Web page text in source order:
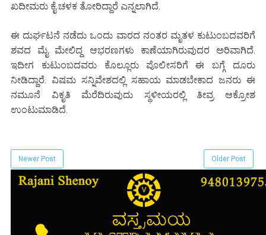
ಖದೀಮರು ಕೈ ಚಳಕ ತೋರಿದ್ದಾರೆ ಎನ್ನಲಾಗಿದೆ.​
ಈ ದುರ್ಘಟನೆ ನಡೆದು ಒಂದು ವಾರದ ನಂತರ ಮೃತಳ ಕುಟುಂಬದವರಿಗೆ
ಶವದ ಮೈ ಮೇಲಿದ್ದ ಆಭರಣಗಳು ಕಾಣೆಯಾಗಿರುವುದರ ಅರಿವಾಗಿದೆ.
ಇದೀಗ ಕುಟುಂಬದವರು ಕೊಲ್ಲೂರು ಪೊಲೀಸರಿಗೆ ಈ ಬಗ್ಗೆ ದೂರು
ನೀಡಿದ್ದಾರೆ. ವಿಷಮ ಸನ್ನಿವೇಶದಲ್ಲಿ ಸಹಾಯ ಮಾಡಬೇಕಾದ ಜನರು ಈ
ನಮೂನೆ ವಿಕೃತಿ ಮೆರೆದಿರುವುದು ಸ್ಥಳೀಯರಲ್ಲಿ ತೀವ್ರ ಆಕ್ರೋಶ
ಉಂಟುಮಾಡಿದೆ.
Newer Post Older Post